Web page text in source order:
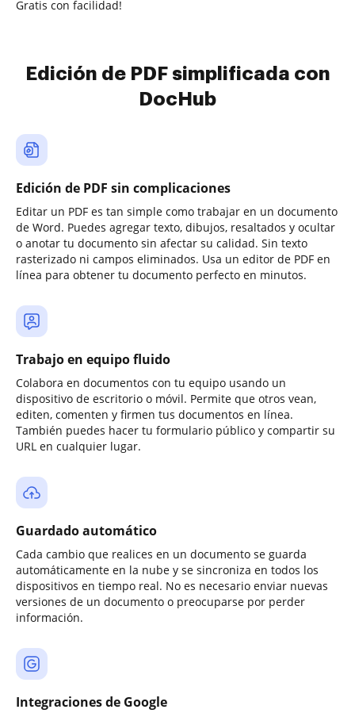
Gratis con facilidad!
Edición de PDF simplificada con
DocHub
Edición de PDF sin complicaciones
Editar un PDF es tan simple como trabajar en un documento
de Word. Puedes agregar texto, dibujos, resaltados y ocultar
o anotar tu documento sin afectar su calidad. Sin texto
rasterizado ni campos eliminados. Usa un editor de PDF en
línea para obtener tu documento perfecto en minutos.
Trabajo en equipo fluido
Colabora en documentos con tu equipo usando un
dispositivo de escritorio o móvil. Permite que otros vean,
editen, comenten y firmen tus documentos en línea.
También puedes hacer tu formulario público y compartir su
URL en cualquier lugar.
Guardado automático
Cada cambio que realices en un documento se guarda
automáticamente en la nube y se sincroniza en todos los
dispositivos en tiempo real. No es necesario enviar nuevas
versiones de un documento o preocuparse por perder
información.
Integraciones de Google